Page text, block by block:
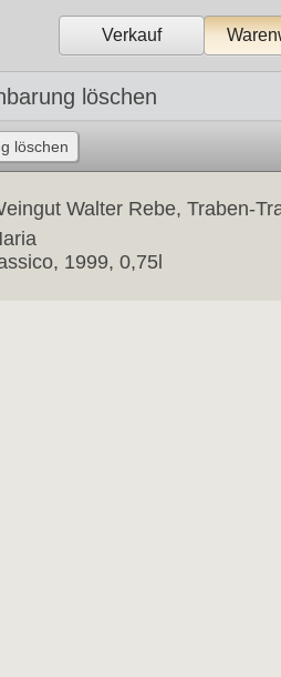
Verkauf
löschen
Walter Rebe, Traben-
1999, 0,75l